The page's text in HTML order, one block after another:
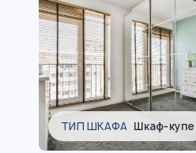
ТИП ШКАФА Шкаф-купе